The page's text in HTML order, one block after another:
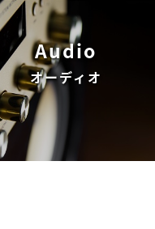
Audio
オーディオ